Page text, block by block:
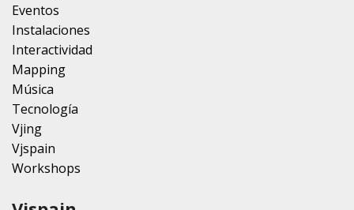
Eventos
Instalaciones
Interactividad
Mapping
Música
Tecnología
Vjing
Vjspain
Workshops